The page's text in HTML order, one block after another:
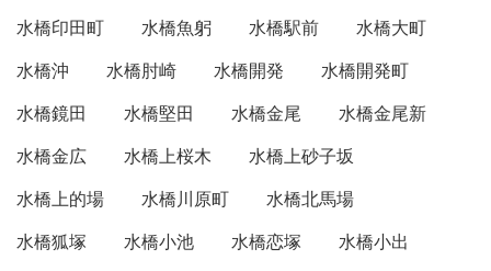
水橋印田町
水橋魚躬 水橋駅前
水橋大町
水橋沖
水橋肘崎 水橋開発
水橋開発町
水橋鏡田
水橋堅田 水橋金尾
水橋金尾新
水橋金広
水橋上桜木
水橋上砂子坂
水橋上的場
水橋川原町
水橋北馬場
水橋狐塚
水橋小池 水橋恋塚
水橋小出